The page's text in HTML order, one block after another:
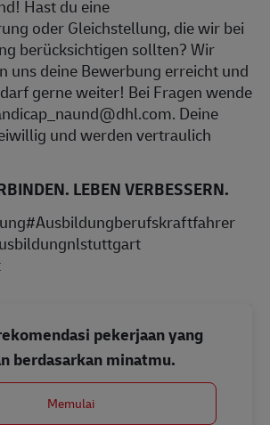
Hast du eine
oder Gleichstellung, die wir bei
berücksichtigen sollten? Wir
uns deine Bewerbung erreicht und
gerne weiter! Bei Fragen wende
Deine
und werden vertraulich
LEBEN VERBESSERN.
pekerjaan yang
berdasarkan minatmu.
Memulai